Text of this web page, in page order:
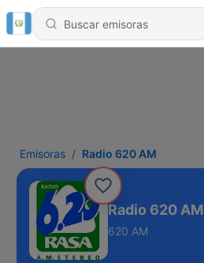
Emisoras Radio 620 AM
Radio 620 AM
620 AM